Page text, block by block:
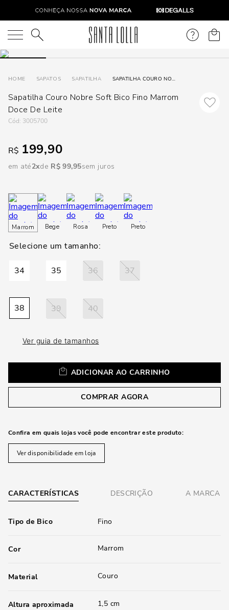
O que você está procurando?
SAPATOS SAPATILHA SAPATILHA COURO NOBRE SOFT BICO FINO MARROM DOCE DE LEITE
Sapatilha Couro Nobre Soft Bico Fino Marrom
Doce De Leite
: 3005700
R$ 199,90
em até2 R$ 99,95sem juros
Marrom Bege Rosa Preto Preto
34 35 36 37
38 39 40
Ver guia de tamanhos
ADICIONAR AO CARRINHO
COMPRAR AGORA
Confira em quais lojas você pode encontrar este produto:
Ver disponibilidade em loja
CARACTERÍSTICAS DESCRIÇÃO A MARCA
Tipo de Bico Fino
Cor Marrom
Material Couro
Altura aproximada 1,5 cm